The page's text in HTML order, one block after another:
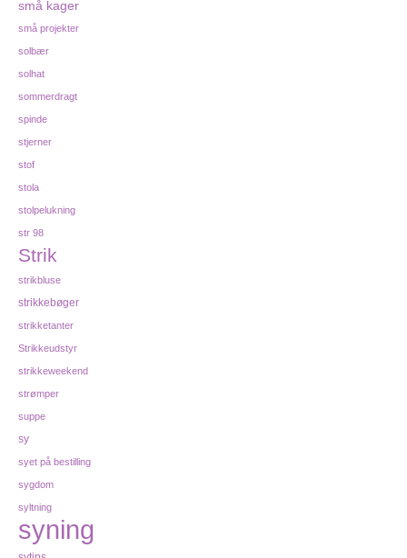
små kager
små projekter
solbær
solhat
sommerdragt
spinde
stjerner
stof
stola
stolpelukning
str 98
Strik
strikbluse
strikkebøger
strikketanter
Strikkeudstyr
strikkeweekend
strømper
suppe
sy
syet på bestilling
sygdom
syltning
syning